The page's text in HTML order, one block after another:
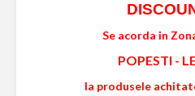
Se acorda in
POPESTI -
la produsele